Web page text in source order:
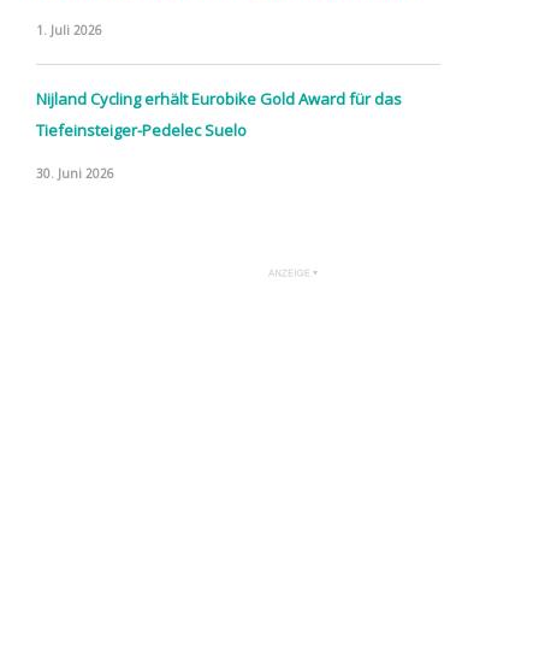
1. Juli 2026
Nijland Cycling erhält Eurobike Gold Award für das
Tiefeinsteiger-Pedelec Suelo
30. Juni 2026